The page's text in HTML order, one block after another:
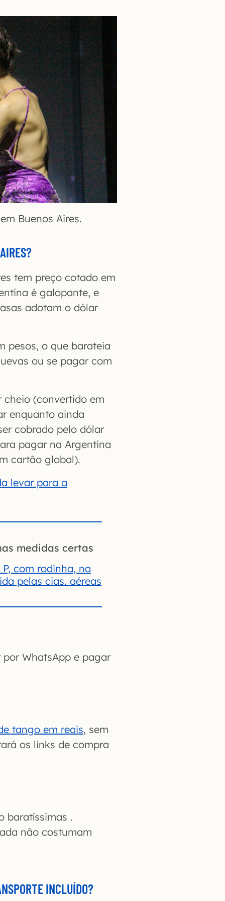
Buenos Aires.
tem preço cotado em
é galopante, e
adotam o dólar
pesos, o que barateia
ou se pagar com
(convertido em
enquanto ainda
cobrado pelo dólar
pagar na Argentina
cartão global).
levar para a
medidas certas
com rodinha, na
pelas cias. aéreas
WhatsApp e pagar
tango em reais, sem
os links de compra
baratíssimas .
não costumam
INCLUÍDO?